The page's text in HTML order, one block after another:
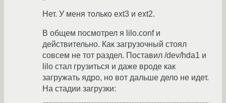
Нет. У меня только ext3 и ext2.
В общем посмотрел я lilo.conf и
действительно. Как загрузочный стоял
совсем не тот раздел. Поставил /dev/hda1 и
lilo стал грузиться и даже вроде как
загружать ядро, но вот дальше дело не идет.
На стадии загрузки: